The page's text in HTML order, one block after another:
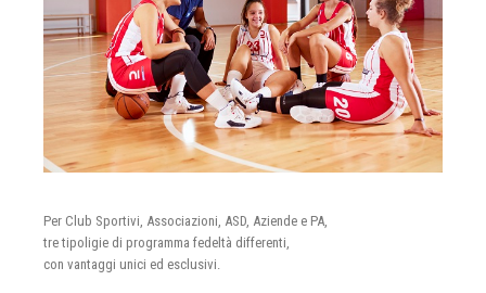
Per Club Sportivi, Associazioni, ASD, Aziende e PA,
tre tipoligie di programma fedeltà differenti,
con vantaggi unici ed esclusivi.